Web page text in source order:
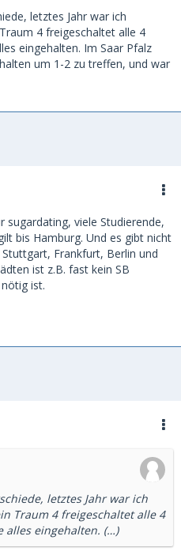
letztes Jahr war ich
4 freigeschaltet alle 4
eingehalten. Im Saar Pfalz
um 1-2 zu treffen, und war
sugardating, viele Studierende,
bis Hamburg. Und es gibt nicht
Frankfurt, Berlin und
ist z.B. fast kein SB
ist.
letztes Jahr war ich
Traum 4 freigeschaltet alle 4
alles eingehalten. (…)